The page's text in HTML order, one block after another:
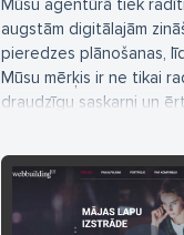
Mūsu aģentūrā tiek
augstām digitālajām
pieredzes plānošanas,
Mūsu mērķis ir ne tikai
draudzīgu saskarni un
webbuilding.lv izstrādā
programmatūras.
procesiem.